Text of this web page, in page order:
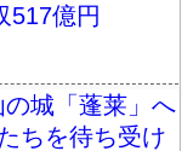
億円
の城「蓬莱」へ
ちを待ち受け